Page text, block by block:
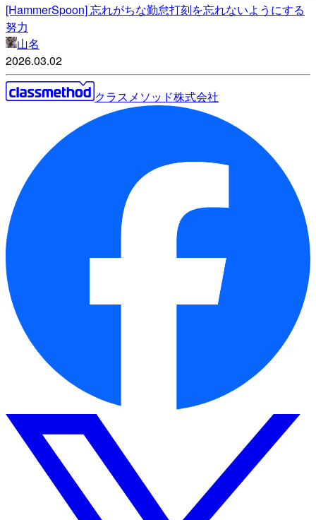
[HammerSpoon] 忘れがちな勤怠打刻を忘れないようにする
努力
山名
2026.03.02
クラスメソッド株式会社